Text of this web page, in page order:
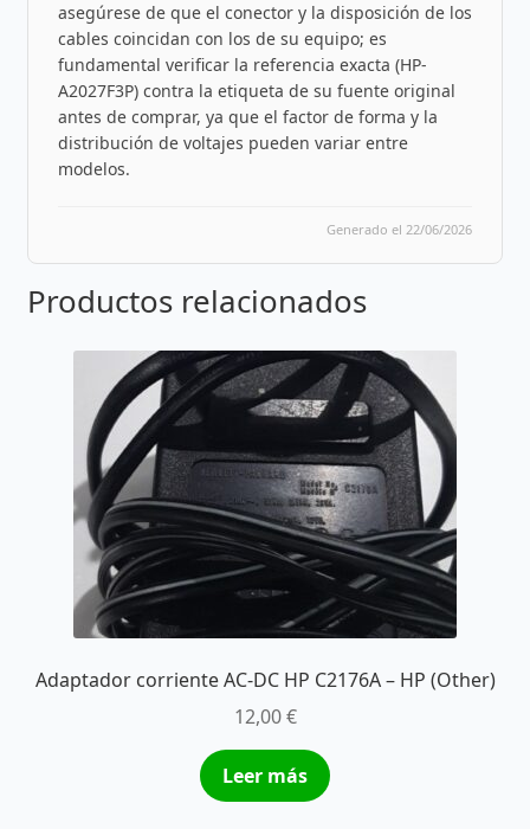
asegúrese de que el conector y la disposición de los
cables coincidan con los de su equipo; es
fundamental verificar la referencia exacta (HP-
A2027F3P) contra la etiqueta de su fuente original
antes de comprar, ya que el factor de forma y la
distribución de voltajes pueden variar entre
modelos.
Generado el 22/06/2026
Productos relacionados
Adaptador corriente AC-DC HP C2176A – HP (Other)
12,00€
Leer más